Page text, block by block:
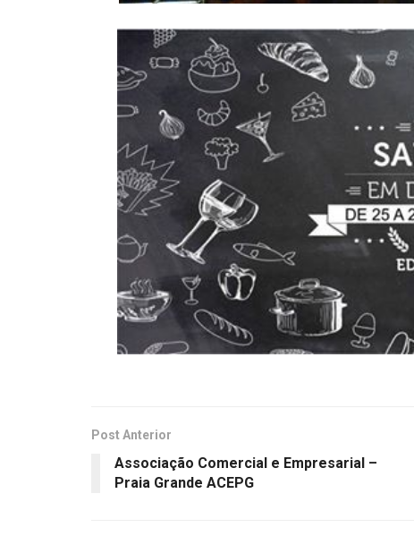
Post Anterior
Associação Comercial e Empresarial –
Praia Grande ACEPG